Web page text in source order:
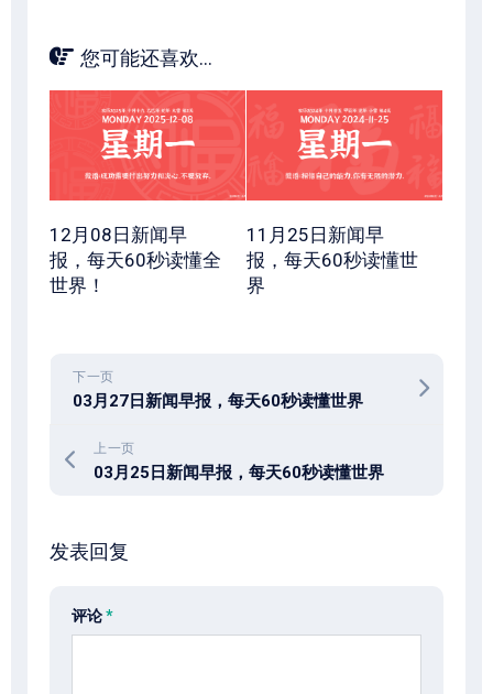
您可能还喜欢...
12月08日新闻早
报，每天60秒读懂全
世界！
11月25日新闻早
报，每天60秒读懂世
界
下一页
03月27日新闻早报，每天60秒读懂世界
上一页
03月25日新闻早报，每天60秒读懂世界
发表回复
评论*